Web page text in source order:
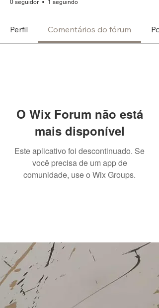
0 seguidor 1 seguindo
Perfil Comentários do fórum
O Wix Forum não está
mais disponível
Este aplicativo foi descontinuado. Se
você precisa de um app de
comunidade, use o Wix Groups.